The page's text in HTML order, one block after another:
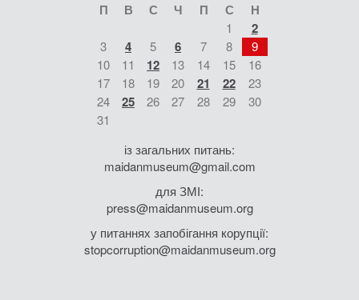
П В С Ч П С Н
1 2
3 4 5 6 7 8
9
10
11 12 13 14 15
16
17
18 19 20 21 22
23
24
25 26 27 28 29
30
31
із загальних питань:
maidanmuseum@gmail.com
для ЗМІ:
press@maidanmuseum.org
у питаннях запобігання корупції:
stopcorruption@maidanmuseum.org